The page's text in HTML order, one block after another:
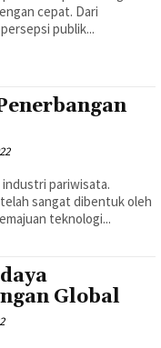
cepat. Dari
publik...
pariwisata.
sangat dibentuk oleh
teknologi...
Global